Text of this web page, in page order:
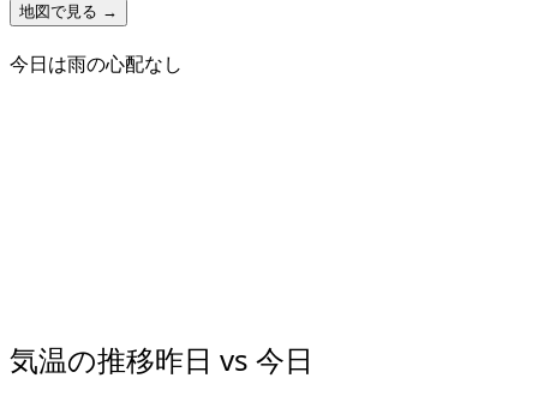
地図で見る →
今日は雨の心配なし
気温の推移昨日 vs 今日